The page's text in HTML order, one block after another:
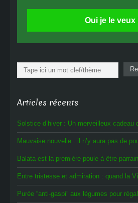
Oui je le veux
Rechercher
Articles récents
Solstice d’hiver : Un merveilleux cadeau
Mauvaise nouvelle : il n’y aura pas de
Balata est la première poule à être
Entre tristesse et admiration : quand la
Purée “anti-gaspi” aux légumes pour